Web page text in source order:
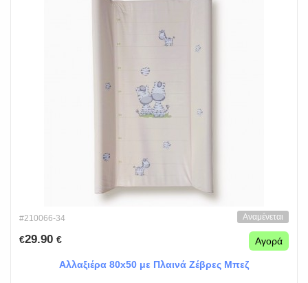
#210066-34 Αναμένεται
€29.90 € Αγορά
Αλλαξιέρα 80x50 με Πλαινά Ζέβρες Μπεζ